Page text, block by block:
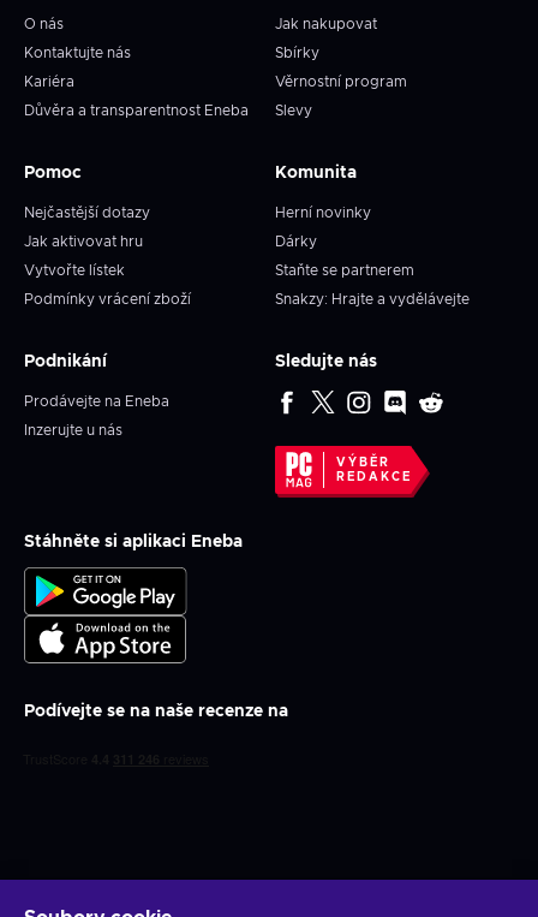
O nás
Kontaktujte nás
Kariéra
Důvěra a transparentnost Eneba
Jak nakupovat
Sbírky
Věrnostní program
Slevy
Pomoc
Nejčastější dotazy
Jak aktivovat hru
Vytvořte lístek
Podmínky vrácení zboží
Komunita
Herní novinky
Dárky
Staňte se partnerem
Snakzy: Hrajte a vydělávejte
Podnikání
Prodávejte na Eneba
Inzerujte u nás
Sledujte nás
VÝBĚR
REDAKCE
Stáhněte si aplikaci Eneba
Podívejte se na naše recenze na